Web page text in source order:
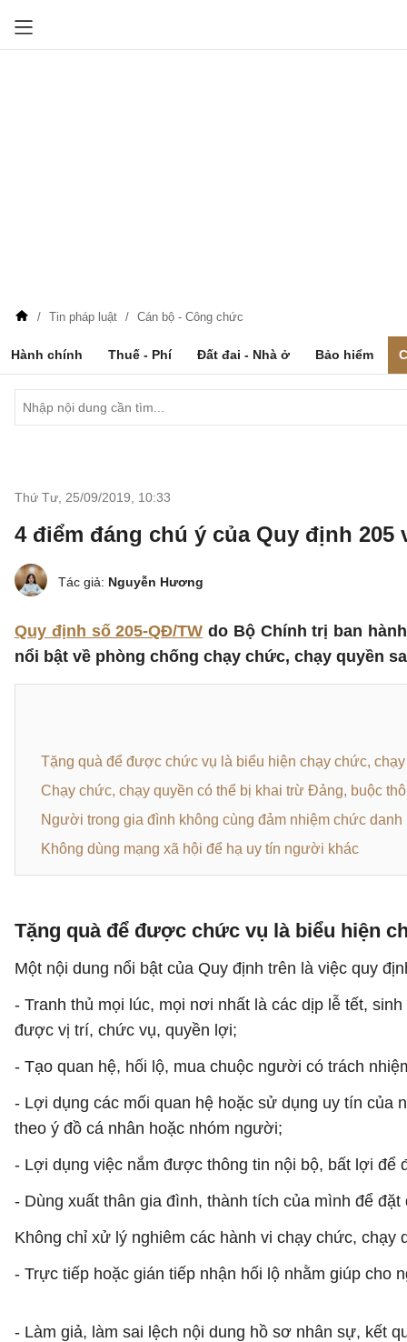
Tin pháp luật Cán bộ - Công chức
Hành chính Thuế - Phí Đất đai - Nhà ở Bảo hiểm
Thứ Tư, 25/09/2019 10:33
4 điểm đáng chú ý của Quy định
Tác giả: Nguyễn Hương
Quy định số 205-QĐ/TW do Bộ Chính trị ban
nổi bật về phòng chống chạy chức, chạy quyền
Tặng quà để được chức vụ là biểu hiện chạy chức,
Chạy chức, chạy quyền có thể bị khai trừ Đảng, buộc
Người trong gia đình không cùng đảm nhiệm chức danh
Không dùng mạng xã hội để hạ uy tín người khác
Tặng quà để được chức vụ là biểu hiện
Một nội dung nổi bật của Quy định trên là việc quy
- Tranh thủ mọi lúc, mọi nơi nhất là các dịp lễ tết,
được vị trí, chức vụ, quyền lợi;
- Tạo quan hệ, hối lộ, mua chuộc người có trách
- Lợi dụng các mối quan hệ hoặc sử dụng uy tín
theo ý đồ cá nhân hoặc nhóm người;
- Lợi dụng việc nắm được thông tin nội bộ, bất lợi
- Dùng xuất thân gia đình, thành tích của mình để
Không chỉ xử lý nghiêm các hành vi chạy chức,
- Trực tiếp hoặc gián tiếp nhận hối lộ nhằm giúp
- Làm giả, làm sai lệch nội dung hồ sơ nhân sự, kết